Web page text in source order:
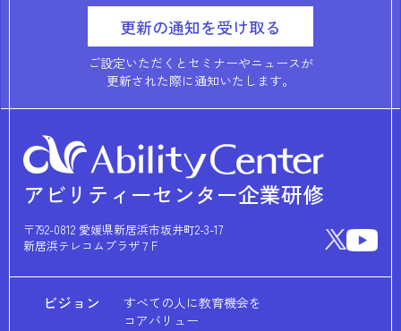
ビジョン
すべての人に教育機会を
コアバリュー
更新の通知を受け取る
ご設定いただくとセミナーやニュースが
更新された際に通知いたします。
アビリティーセンター企業研修
〒792-0812 愛媛県新居浜市坂井町2-3-17
新居浜テレコムプラザ７F